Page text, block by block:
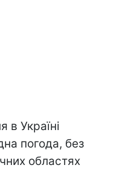
в Україні
погода, без
областях